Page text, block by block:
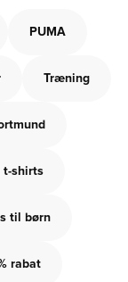
PUMA
Træning
t-shirts
til børn
rabat